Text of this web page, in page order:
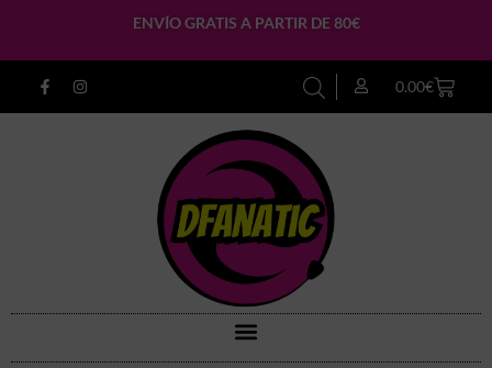
ENVÍO GRATIS A PARTIR DE 80€
0.00€